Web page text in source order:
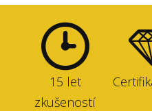
15 let
zkušeností